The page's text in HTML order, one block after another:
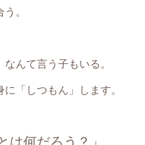
。
んて言う子もいる。
「しつもん」します。